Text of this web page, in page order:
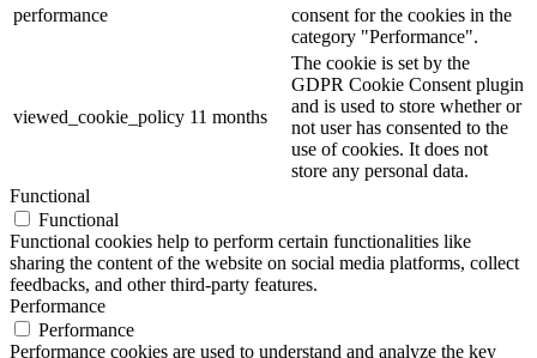
performance
consent for the cookies in the
category "Performance".
viewed_cookie_policy 11 months
The cookie is set by the
GDPR Cookie Consent plugin
and is used to store whether or
not user has consented to the
use of cookies. It does not
store any personal data.
Functional
Functional
Functional cookies help to perform certain functionalities like
sharing the content of the website on social media platforms, collect
feedbacks, and other third-party features.
Performance
Performance
Performance cookies are used to understand and analyze the key